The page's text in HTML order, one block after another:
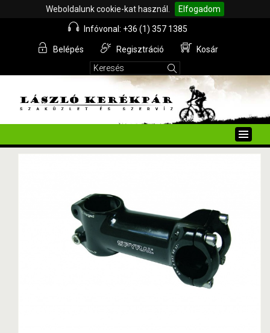
Weboldalunk cookie-kat használ. Elfogadom
Infóvonal: +36 (1) 357 1385
Belépés Regisztráció Kosár
Toggle